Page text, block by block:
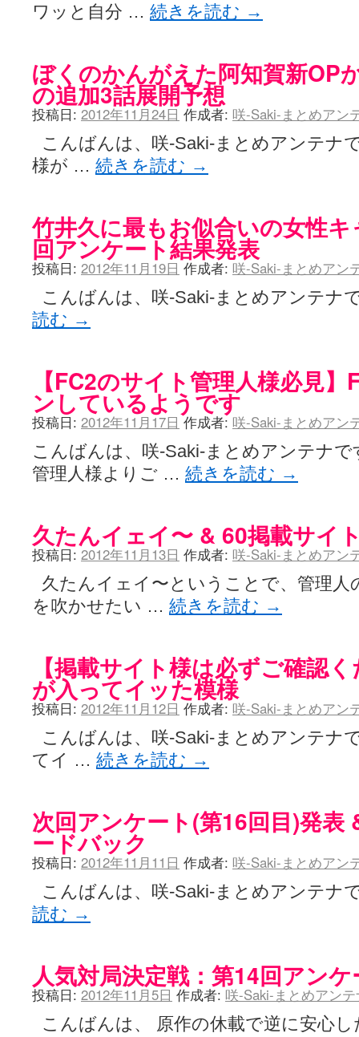
ワッと自分 … 続きを読む →
ぼくのかんがえた阿知賀新OP
の追加3話展開予想
投稿日: 2012年11月24日 作成者: 咲-Saki-まとめアン
こんばんは、咲-Saki-まとめアンテナ
様が … 続きを読む →
竹井久に最もお似合いの女性
回アンケート結果発表
投稿日: 2012年11月19日 作成者: 咲-Saki-まとめアン
こんばんは、咲-Saki-まとめアンテ
読む →
【FC2のサイト管理人様必見
ンしているようです
投稿日: 2012年11月17日 作成者: 咲-Saki-まとめアン
こんばんは、咲-Saki-まとめアンテナ
管理人様よりご … 続きを読む →
久たんイェイ〜 & 60掲載サイ
投稿日: 2012年11月13日 作成者: 咲-Saki-まとめアン
久たんイェイ〜ということで、管理人
を吹かせたい … 続きを読む →
【掲載サイト様は必ずご確認
が入ってイッた模様
投稿日: 2012年11月12日 作成者: 咲-Saki-まとめアン
こんばんは、咲-Saki-まとめアンテナ
てイ … 続きを読む →
次回アンケート(第16回目)発表
ードバック
投稿日: 2012年11月11日 作成者: 咲-Saki-まとめアン
こんばんは、咲-Saki-まとめアンテ
読む →
人気対局決定戦：第14回アン
投稿日: 2012年11月5日 作成者: 咲-Saki-まとめアン
こんばんは、 原作の休載で逆に安心